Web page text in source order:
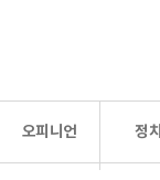
오피니언 정치